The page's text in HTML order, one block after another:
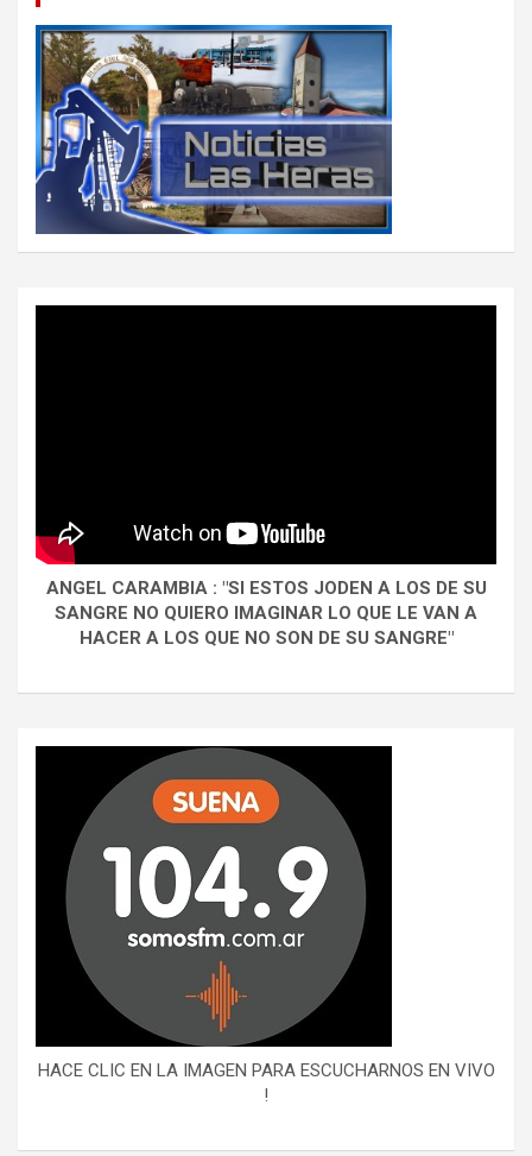
ANGEL CARAMBIA : "SI ESTOS JODEN A LOS DE SU
SANGRE NO QUIERO IMAGINAR LO QUE LE VAN A
HACER A LOS QUE NO SON DE SU SANGRE"
HACE CLIC EN LA IMAGEN PARA ESCUCHARNOS EN VIVO
!